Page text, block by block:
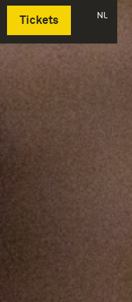
Tickets NL
Deutsch